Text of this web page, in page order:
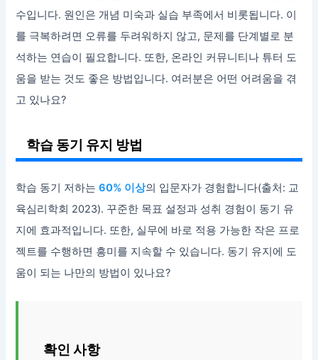
수입니다. 원인은 개념 미숙과 실습 부족에서 비롯됩니다. 이
를 극복하려면 오류를 두려워하지 않고, 문제를 단계별로 분
석하는 연습이 필요합니다. 또한, 온라인 커뮤니티나 튜터 도
움을 받는 것도 좋은 방법입니다. 여러분은 어떤 어려움을 겪
고 있나요?
학습 동기 유지 방법
학습 동기 저하는60% 이상의 입문자가 경험합니다(출처: 교
육심리학회 2023). 꾸준한 목표 설정과 성취 경험이 동기 유
지에 효과적입니다. 또한, 실무에 바로 적용 가능한 작은 프로
젝트를 수행하면 흥미를 지속할 수 있습니다. 동기 유지에 도
움이 되는 나만의 방법이 있나요?
확인 사항